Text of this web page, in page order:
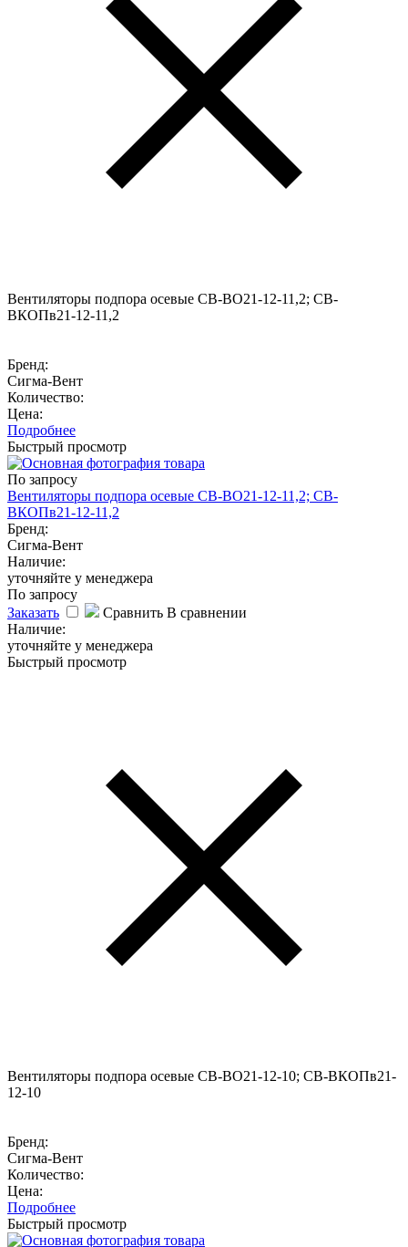
Вентиляторы подпора осевые СВ-ВО21-12-11,2; СВ-
ВКОПв21-12-11,2
Бренд:
Сигма-Вент
Количество:
Цена:
Подробнее
Быстрый просмотр
По запросу
Вентиляторы подпора осевые СВ-ВО21-12-11,2; СВ-
ВКОПв21-12-11,2
Бренд:
Сигма-Вент
Наличие:
уточняйте у менеджера
По запросу
Заказать
Сравнить В сравнении
Наличие:
уточняйте у менеджера
Быстрый просмотр
Вентиляторы подпора осевые СВ-ВО21-12-10; СВ-ВКОПв21-
12-10
Бренд:
Сигма-Вент
Количество:
Цена:
Подробнее
Быстрый просмотр